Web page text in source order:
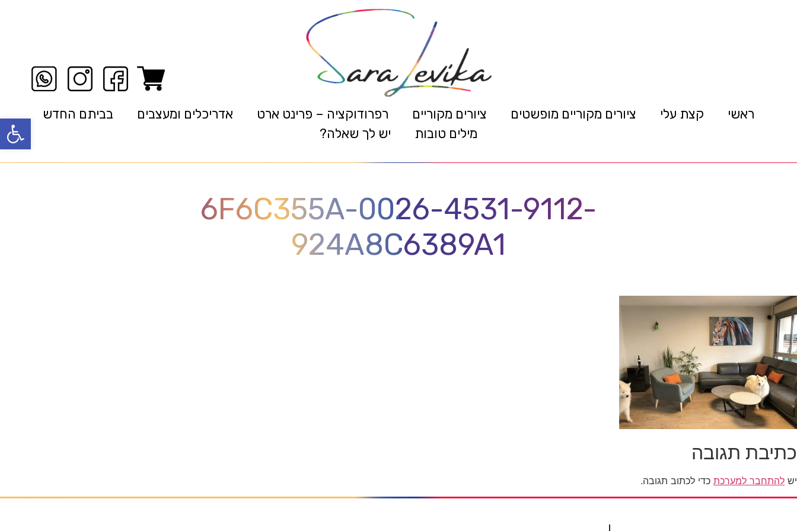
פתח ראשי קצת עלי ציורים מקוריים מופשטים ציורים מקוריים רפרודוקציה – פרינט ארט אדריכלים ומעצבים
בביתם החדש
מילים טובות
יש לך שאלה?
6F6C355A-0026-4531-9112-
924A8C6389A1
כתיבת תגובה
יש להתחבר למערכת כדי לכתוב תגובה.